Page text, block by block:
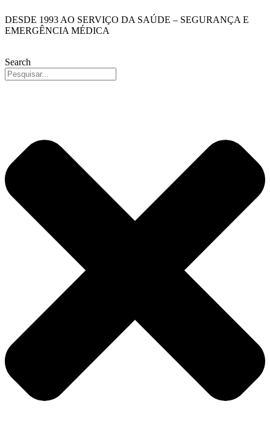
para
o
DESDE 1993 AO SERVIÇO DA SAÚDE – SEGURANÇA E
EMERGÊNCIA MÉDICA
Search